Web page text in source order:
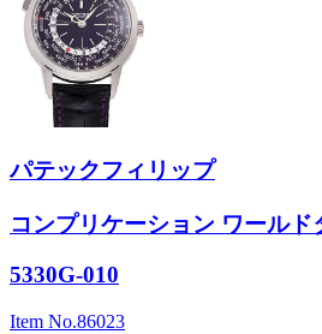
パテックフィリップ
コンプリケーション ワールド
5330G-010
Item No.86023